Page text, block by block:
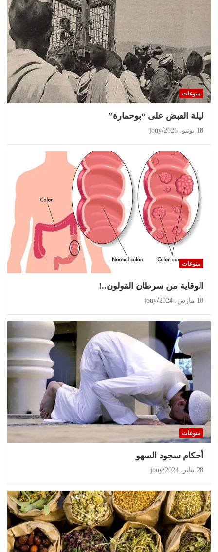
منوعات
ليلة القبض على “بوحمارة”
18 يونيو، 2026 jouy
منوعات
الوقاية من سرطان القولون..!
18 مارس، 2024 jouy
منوعات
أحكام سجود السهو
28 يناير، 2024 jouy